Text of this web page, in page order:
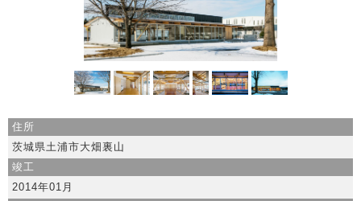
住所
茨城県土浦市大畑裏山
竣工
2014年01月